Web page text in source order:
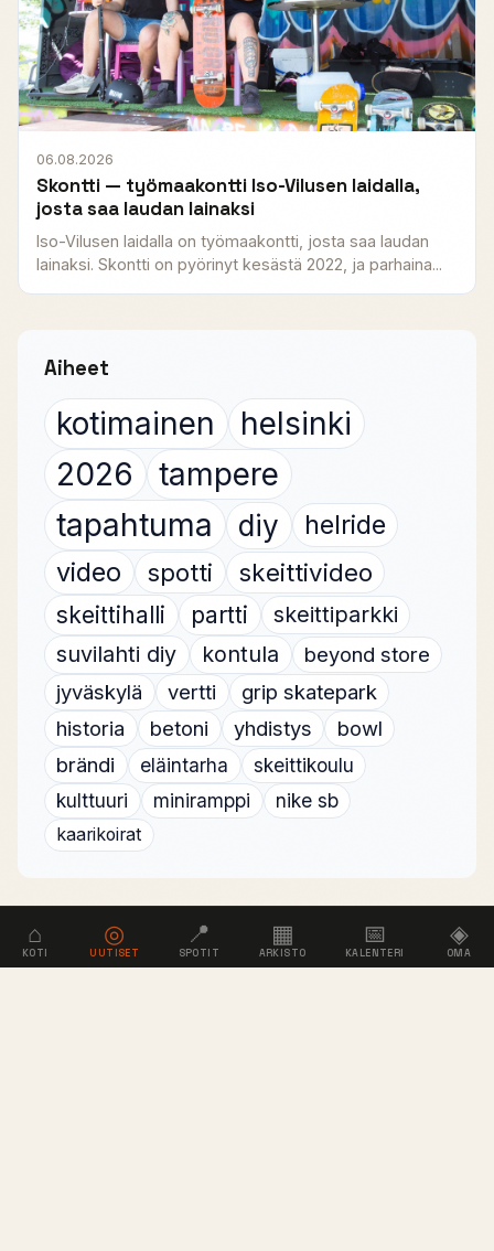
06.08.2026
Skontti — työmaakontti Iso-Vilusen laidalla,
josta saa laudan lainaksi
Iso-Vilusen laidalla on työmaakontti, josta saa laudan
lainaksi. Skontti on pyörinyt kesästä 2022, ja parhaina...
Aiheet
kotimainen
helsinki
2026
tampere
tapahtuma
diy
helride
video
spotti skeittivideo
skeittihalli partti
skeittiparkki
suvilahti diy
kontula
beyond store
jyväskylä
vertti
grip skatepark
historia
betoni yhdistys
bowl
brändi
eläintarha
skeittikoulu
kulttuuri
miniramppi nike sb
kaarikoirat
⌂
KOTI
◎
UUTISET
📍
SPOTIT
▦
ARKISTO
📅
KALENTERI
◈
OMA